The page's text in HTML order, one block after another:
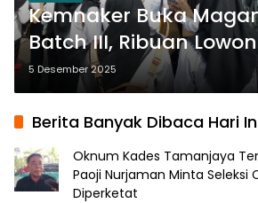
Kemnaker Buka
Batch III, Ribuan
Diperebutkan
5 Desember 2025
Berita Banyak Dibaca Hari
Oknum Kades Tamanjaya
Paoji Nurjaman Minta Seleksi
Diperketat